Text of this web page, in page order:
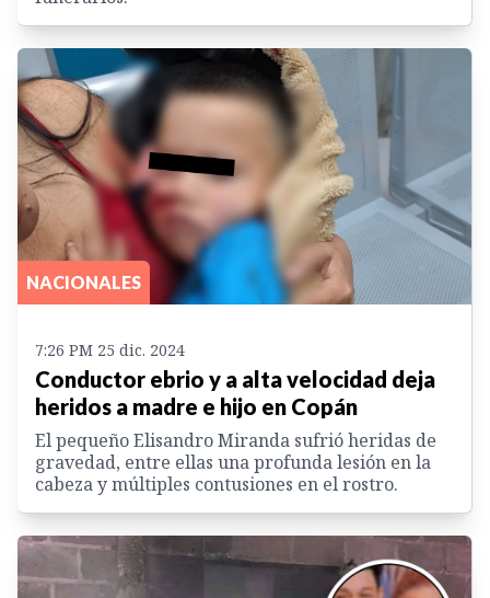
NACIONALES
7:26 PM 25 dic. 2024
Conductor ebrio y a alta velocidad deja
heridos a madre e hijo en Copán
El pequeño Elisandro Miranda sufrió heridas de
gravedad, entre ellas una profunda lesión en la
cabeza y múltiples contusiones en el rostro.